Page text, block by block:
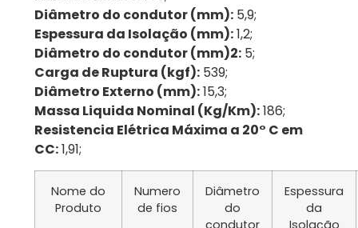
Diâmetro do condutor (mm): 5,9;
Espessura da Isolação (mm):1,2;
Diâmetro do condutor (mm)2: 5;
Carga de Ruptura (kgf): 539;
Diâmetro Externo (mm):15,3;
Massa Liquida Nominal (Kg/Km):186;
Resistencia Elétrica Máxima a 20° C em
CC:1,91;
Nome do
Produto
Numero
de fios
Diâmetro
do
Espessura
da